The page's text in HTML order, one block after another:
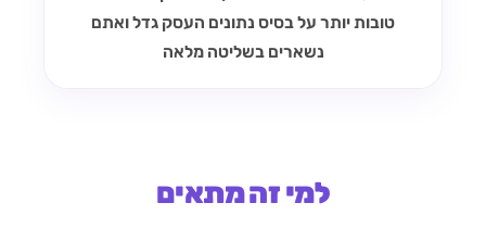
טובות יותר על בסיס נתונים העסק גדל ואתם
נשארים בשליטה מלאה
למי זה מתאים